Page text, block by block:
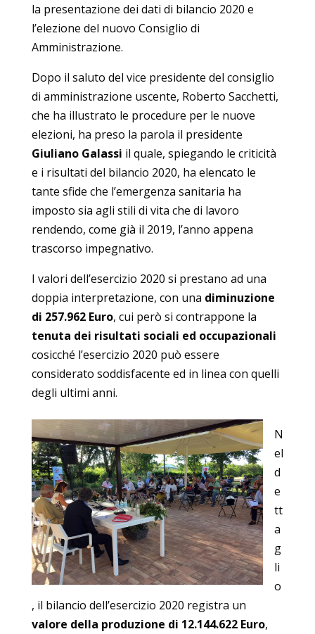
la presentazione dei dati di bilancio 2020 e
l’elezione del nuovo Consiglio di
Amministrazione.
Dopo il saluto del vice presidente del consiglio
di amministrazione uscente, Roberto Sacchetti,
che ha illustrato le procedure per le nuove
elezioni, ha preso la parola il presidente
Giuliano Galassi il quale, spiegando le criticità
e i risultati del bilancio 2020, ha elencato le
tante sfide che l’emergenza sanitaria ha
imposto sia agli stili di vita che di lavoro
rendendo, come già il 2019, l’anno appena
trascorso impegnativo.
I valori dell’esercizio 2020 si prestano ad una
doppia interpretazione, con una diminuzione
di 257.962 Euro, cui però si contrappone la
tenuta dei risultati sociali ed occupazionali
cosicché l’esercizio 2020 può essere
considerato soddisfacente ed in linea con quelli
degli ultimi anni.
N
el
d
e
tt
a
g
li
o
, il bilancio dell’esercizio 2020 registra un
valore della produzione di 12.144.622 Euro,